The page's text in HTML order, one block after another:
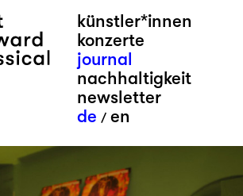
künstler*innen
konzerte
journal
nachhaltigkeit
newsletter
de / en